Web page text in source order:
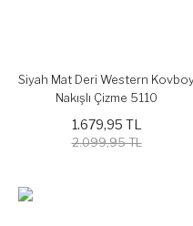
Siyah Mat Deri Western
Nakışlı Çizme 5110
1.679,95 TL
2.099,95 TL